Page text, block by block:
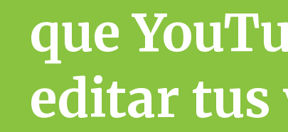
que
editar tus